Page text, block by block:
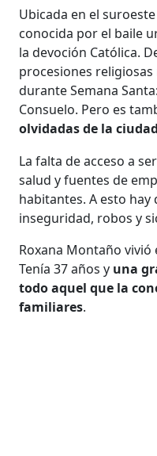
Ubicada en el
conocida por el baile
la devoción Católica.
procesiones
durante Semana
Consuelo. Pero es
olvidadas de la ciudad
La falta de acceso a
salud y fuentes de
habitantes. A esto
inseguridad, robos y
Roxana Montaño
Tenía 37 años y una
todo aquel que la
familiares.